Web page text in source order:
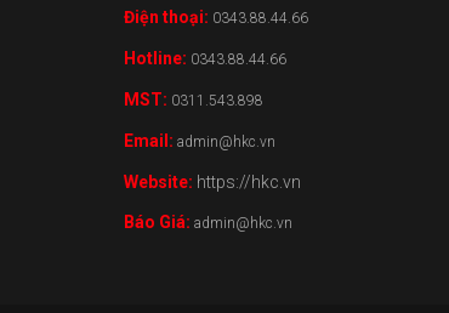
Điện thoại: 0343.88.44.66
Hotline: 0343.88.44.66
MST: 0311.543.898
Email: admin@hkc.vn
Website: https://hkc.vn
Báo Giá: admin@hkc.vn